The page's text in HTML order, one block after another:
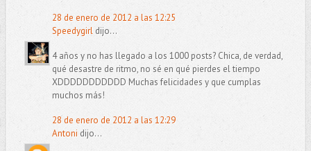
28 de enero de 2012 a las 12:25
Speedygirldijo...
4 años y no has llegado a los 1000 posts? Chica, de verdad,
qué desastre de ritmo, no sé en qué pierdes el tiempo
XDDDDDDDDDDD Muchas felicidades y que cumplas
muchos más!
28 de enero de 2012 a las 12:29
Antoni dijo...